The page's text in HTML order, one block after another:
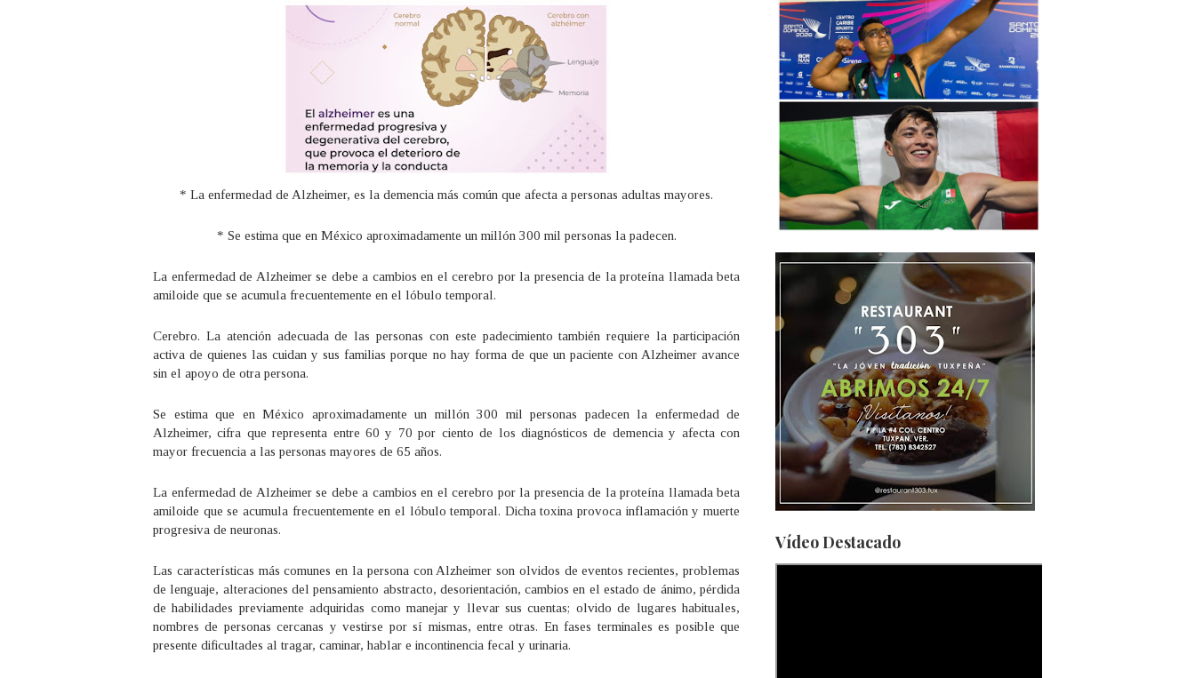
* La enfermedad de Alzheimer, es la demencia más común que afecta a personas adultas mayores.
* Se estima que en México aproximadamente un millón 300 mil personas la padecen.
La enfermedad de Alzheimer se debe a cambios en el cerebro por la presencia de la proteína llamada beta
amiloide que se acumula frecuentemente en el lóbulo temporal.
Cerebro. La atención adecuada de las personas con este padecimiento también requiere la participación
activa de quienes las cuidan y sus familias porque no hay forma de que un paciente con Alzheimer avance
sin el apoyo de otra persona.
Se estima que en México aproximadamente un millón 300 mil personas padecen la enfermedad de
Alzheimer, cifra que representa entre 60 y 70 por ciento de los diagnósticos de demencia y afecta con
mayor frecuencia a las personas mayores de 65 años.
La enfermedad de Alzheimer se debe a cambios en el cerebro por la presencia de la proteína llamada beta
amiloide que se acumula frecuentemente en el lóbulo temporal. Dicha toxina provoca inflamación y muerte
progresiva de neuronas.
Las características más comunes en la persona con Alzheimer son olvidos de eventos recientes, problemas
de lenguaje, alteraciones del pensamiento abstracto, desorientación, cambios en el estado de ánimo, pérdida
de habilidades previamente adquiridas como manejar y llevar sus cuentas; olvido de lugares habituales,
nombres de personas cercanas y vestirse por sí mismas, entre otras. En fases terminales es posible que
presente dificultades al tragar, caminar, hablar e incontinencia fecal y urinaria.
Vídeo Destacado